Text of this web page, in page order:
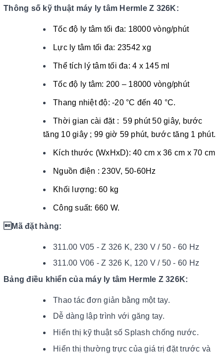
Thông số kỹ thuật máy ly tâm Hermle Z 326K:
Tốc độ ly tâm tối đa: 18000 vòng/phút
Lực ly tâm tối đa: 23542 xg
Thể tích lý tâm tối đa: 4 x 145 ml
Tốc độ ly tâm: 200 – 18000 vòng/phút
Thang nhiệt độ: -20 °C đến 40 °C.
Thời gian cài đặt : 59 phút 50 giây, bước
tăng 10 giây ; 99 giờ 59 phút, bước tăng 1 phút.
Kích thước (WxHxD): 40 cm x 36 cm x 70 cm
Nguồn điện : 230V, 50-60Hz
Khối lượng: 60 kg
Công suất: 660 W.
Mã đặt hàng:
311.00 V05 - Z 326 K, 230 V / 50 - 60 Hz
311.00 V06 - Z 326 K, 120 V / 50 - 60 Hz
Bảng điều khiển của máy ly tâm Hermle Z 326K:
Thao tác đơn giản bằng một tay.
Dễ dàng lập trình với găng tay.
Hiển thị kỹ thuật số Splash chống nước.
Hiển thị thường trực của giá trị đặt trước và